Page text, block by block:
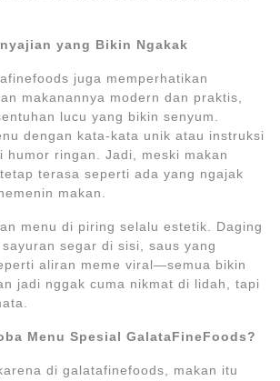
yang Bikin Ngakak
juga memperhatikan
makanannya modern dan praktis,
lucu yang bikin senyum.
dengan kata-kata unik atau instruksi
humor ringan. Jadi, meski makan
terasa seperti ada yang ngajak
makan.
menu di piring selalu estetik. Daging
segar di sisi, saus yang
aliran meme viral—semua bikin
jadi nggak cuma nikmat di lidah, tapi
Menu Spesial GalataFineFoods?
di galatafinefoods, makan itu